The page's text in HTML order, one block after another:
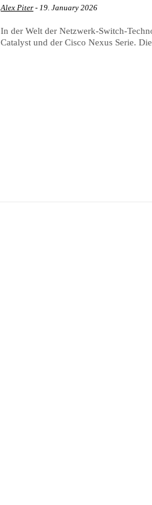
Alex Piter - 19. January 2026
In der Welt der Netzwerk-Switch-
Catalyst und der Cisco Nexus Serie.